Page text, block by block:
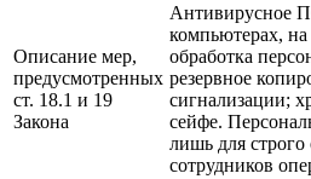
Описание мер,
предусмотренных
ст. 18.1 и 19
Закона
Антивирусное
компьютерах, на
обработка
резервное
сигнализации;
сейфе.
лишь для
сотрудников